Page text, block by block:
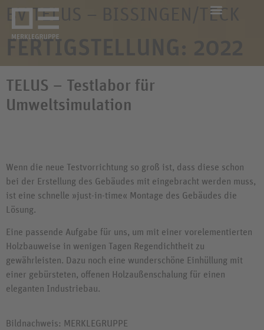
BV TELUS – BISSINGEN/TECK
TELUS – Testlabor für
Umweltsimulation
Wenn die neue Testvorrichtung so groß ist, dass diese schon
bei der Erstellung des Gebäudes mit eingebracht werden muss,
ist eine schnelle »just-in-time« Montage des Gebäudes die
Lösung.
Eine passende Aufgabe für uns, um mit einer vorelementierten
Holzbauweise in wenigen Tagen Regendichtheit zu
gewährleisten. Dazu noch eine wunderschöne Einhüllung mit
einer gebürsteten, offenen Holzaußenschalung für einen
eleganten Industriebau.
Bildnachweis: MERKLEGRUPPE